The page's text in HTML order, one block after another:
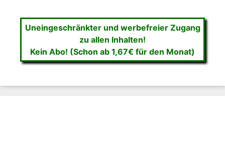
Uneingeschränkter und werbefreier Zugang
zu allen Inhalten!
Kein Abo! (Schon ab 1,67€ für den Monat)